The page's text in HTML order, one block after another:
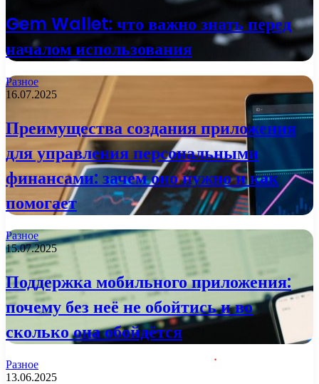
Gem Wallet: что важно знать перед
началом использования
Разное
16.07.2025
Преимущества создания приложения
для управления персональными
финансами: зачем оно нужно и как
помогает
Разное
15.07.2025
Поддержка мобильного приложения:
почему без неё не обойтись и во
сколько она обойдётся
Разное
13.06.2025